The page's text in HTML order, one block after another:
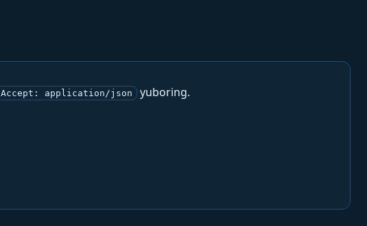
Accept: application/json
yuboring.